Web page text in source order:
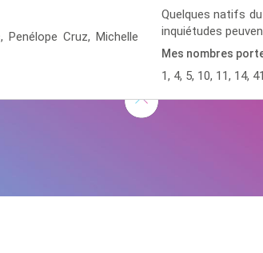
Penélope Cruz, Michelle
Quelques natifs
inquiétudes
Mes nombres
1, 4, 5, 10, 11, 14,